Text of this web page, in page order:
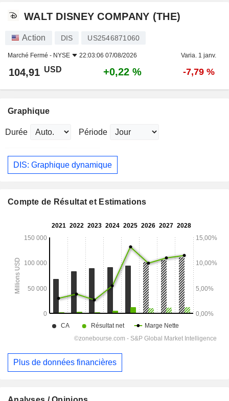
WALT DISNEY COMPANY (THE)
Action DIS US2546871060
Marché Fermé - NYSE 22:03:06 07/08/2026 Varia. 1 janv.
104,91 USD +0,22 % -7,79 %
Graphique
Durée Période
DIS: Graphique dynamique
Compte de Résultat et Estimations
Plus de données financières